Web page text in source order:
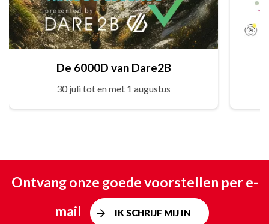
De 6000D van Dare2B
30 juli tot en met 1 augustus
Ontvang onze goede voorstellen per e-
mail
IK SCHRIJF MIJ IN